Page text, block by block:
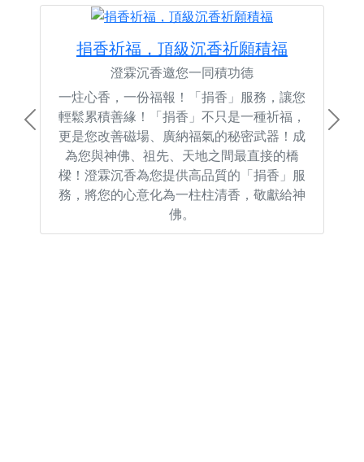
捐香祈福，頂級沉香祈願積福
澄霖沉香邀您一同積功德
一炷心香，一份福報！「捐香」服務，讓您
輕鬆累積善緣！「捐香」不只是一種祈福，
更是您改善磁場、廣納福氣的秘密武器！成
為您與神佛、祖先、天地之間最直接的橋
樑！澄霖沉香為您提供高品質的「捐香」服
務，將您的心意化為一柱柱清香，敬獻給神
佛。
Previous Next